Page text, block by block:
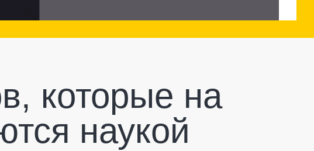
которые на
наукой